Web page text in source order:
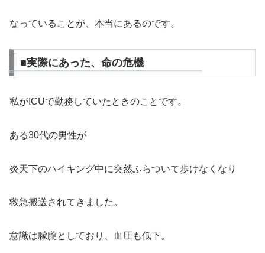
なっていることが、本当にあるのです。
■実際にあった、命の危機
私がICUで勤務していたときのことです。
ある30代の男性が
炎天下のハイキング中に突然ふらついて歩けなくなり
救急搬送されてきました。
意識は朦朧としており、血圧も低下。